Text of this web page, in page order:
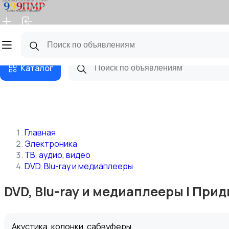
Главная
Каталог
Главная
Электроника
ТВ, аудио, видео
DVD, Blu-ray и медиаплееры
DVD, Blu-ray и медиаплееры |
Акустика, колонки, сабвуферы